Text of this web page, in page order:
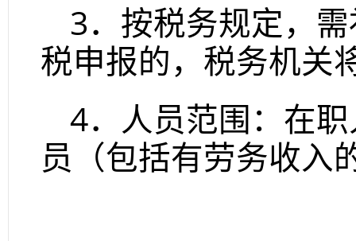
3．按税务规定，
税申报的，税务机关
4．人员范围：在
员（包括有劳务收入